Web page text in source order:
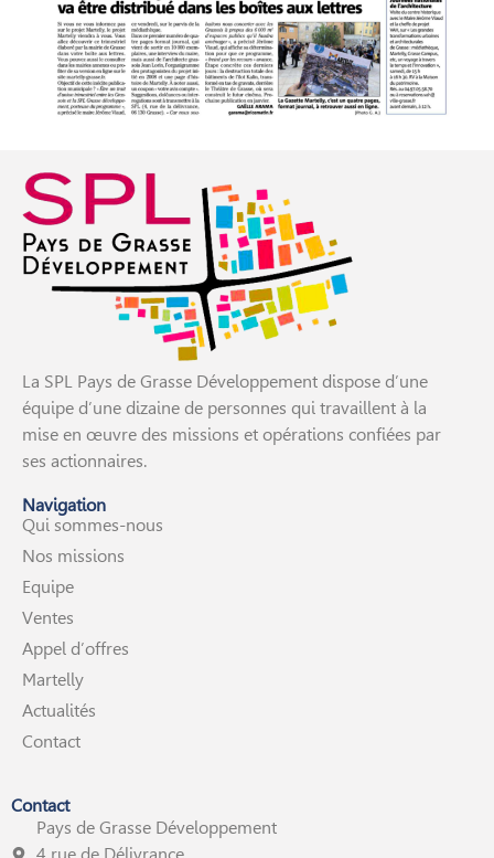
La SPL Pays de Grasse Développement dispose d’une
équipe d’une dizaine de personnes qui travaillent à la
mise en œuvre des missions et opérations confiées par
ses actionnaires.
Navigation
Qui sommes-nous
Nos missions
Equipe
Ventes
Appel d’offres
Martelly
Actualités
Contact
Contact
Pays de Grasse Développement